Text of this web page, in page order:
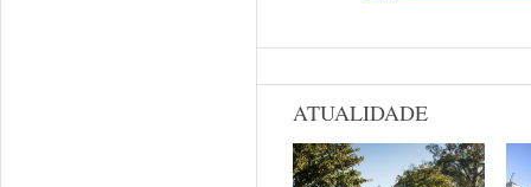
ATUALIDADE